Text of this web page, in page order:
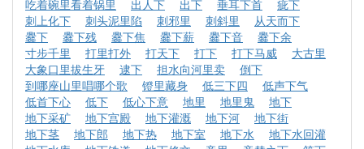
吃着碗里看着锅里
出人下 出下 垂耳下首
疵下
刺上化下
刺头泥里陷 刺邪里 刺斜里
从天而下
爨下
爨下残 爨下焦 爨下薪 爨下音
爨下余
寸步千里
打里打外 打天下 打下 打下马威
大古里
大象口里拔生牙
逮下 担水向河里卖
倒下
到哪座山里唱哪个歌
镫里藏身 低三下四
低声下气
低首下心
低下 低心下意 地里 地里鬼
地下
地下采矿
地下宫殿 地下灌溉 地下河
地下街
地下茎
地下郎 地下热 地下室 地下水
地下水回灌